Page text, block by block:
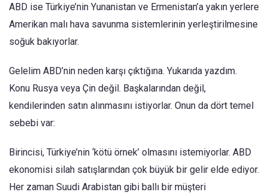
ABD ise Türkiye’nin Yunanistan ve Ermenistan’a yakın yerlere
Amerikan malı hava savunma sistemlerinin yerleştirilmesine
soğuk bakıyorlar.
Gelelim ABD’nin neden karşı çıktığına. Yukarıda yazdım.
Konu Rusya veya Çin değil. Başkalarından değil,
kendilerinden satın alınmasını istiyorlar. Onun da dört temel
sebebi var:
Birincisi, Türkiye’nin ‘kötü örnek’ olmasını istemiyorlar. ABD
ekonomisi silah satışlarından çok büyük bir gelir elde ediyor.
Her zaman Suudi Arabistan gibi ballı bir müşteri